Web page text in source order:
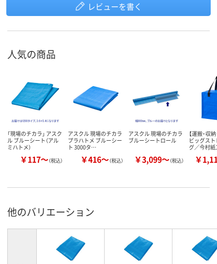
レビューを書く
人気の商品
「現場のチカラ」 アスク
ル ブルーシート（アル
ミハトメ）
￥117～（税込）
アスクル 現場のチカラ
プラハトメ ブルーシー
ト 3000タ…
￥416～（税込）
アスクル 現場のチカラ
ブルーシートロール
￥3,099～（税込）
【運搬・収
ビッグス
グ／今村紙
￥
他のバリエーション